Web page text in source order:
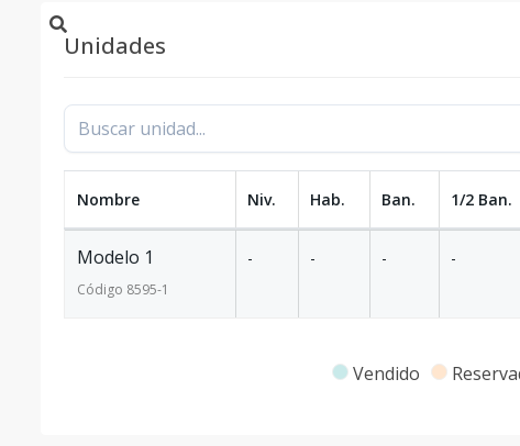
Unidades
Nombre Niv. Hab. Ban. 1/2 Ban.
Modelo 1
Código 8595-1
- - - -
Vendido